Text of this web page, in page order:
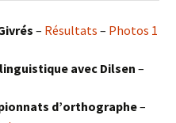
– Résultats – Photos 1
avec Dilsen –
d’orthographe–